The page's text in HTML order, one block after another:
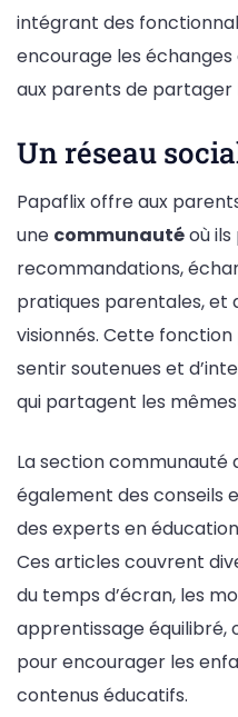
intégrant des
encourage les
aux parents de partager
Un réseau
Papaflix offre aux
une communautéoù
recommandations,
pratiques parentales, et
visionnés. Cette
sentir soutenues et
qui partagent les
La section communauté
également des conseils
des experts en
Ces articles couvrent
du temps d’écran, les
apprentissage équilibré,
pour encourager les
contenus éducatifs.